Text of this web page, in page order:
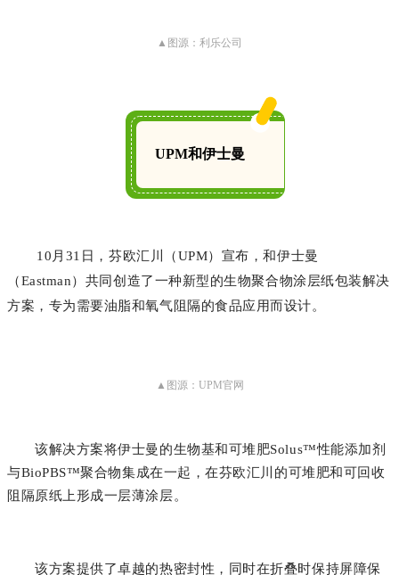
▲图源：利乐公司
UPM和伊士曼
10月31日，芬欧汇川（UPM）宣布，和伊士曼
（Eastman）共同创造了一种新型的生物聚合物涂层纸包装解决
方案，专为需要油脂和氧气阻隔的食品应用而设计。
▲图源：UPM官网
该解决方案将伊士曼的生物基和可堆肥Solus™性能添加剂
与BioPBS™聚合物集成在一起，在芬欧汇川的可堆肥和可回收
阻隔原纸上形成一层薄涂层。
该方案提供了卓越的热密封性，同时在折叠时保持屏障保